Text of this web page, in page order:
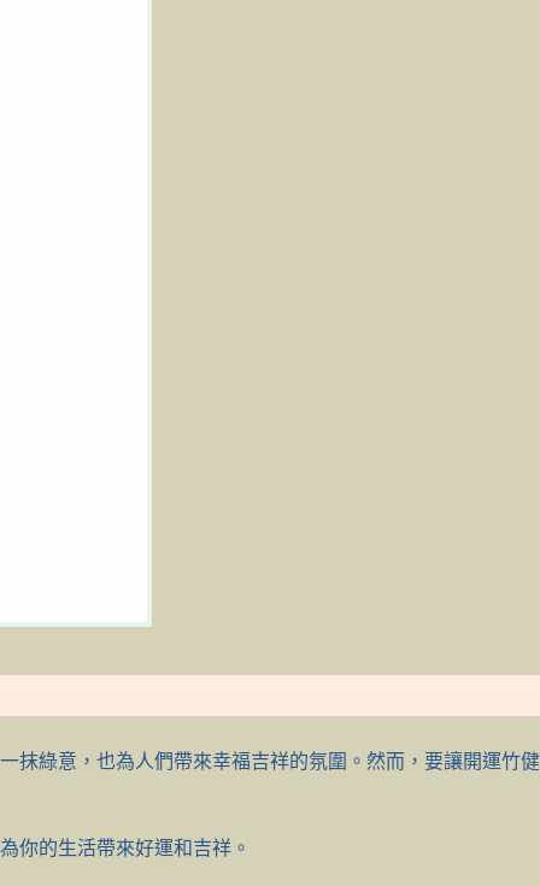
抹綠意，也為人們帶來幸福吉祥的氛圍。然而，要讓開運竹健
你的生活帶來好運和吉祥。